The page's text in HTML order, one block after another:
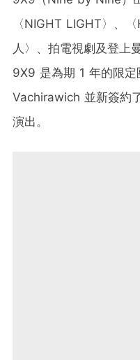
〈NIGHT LIGHT〉、
人〉、拍電視劇及登上
9X9 是為期 1 年的限
Vachirawich 並新簽約
演出。